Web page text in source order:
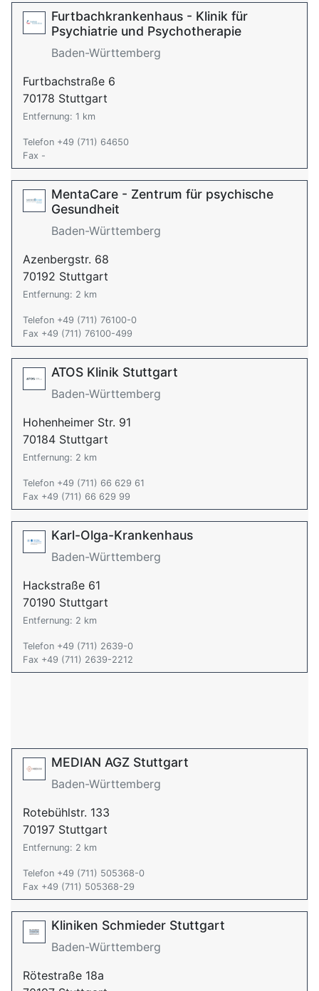
Furtbachkrankenhaus - Klinik für
Psychiatrie und Psychotherapie
Baden-Württemberg
Furtbachstraße 6
70178 Stuttgart
Entfernung: 1 km
Telefon +49 (711) 64650
Fax -
MentaCare - Zentrum für psychische
Gesundheit
Baden-Württemberg
Azenbergstr. 68
70192 Stuttgart
Entfernung: 2 km
Telefon +49 (711) 76100-0
Fax +49 (711) 76100-499
ATOS Klinik Stuttgart
Baden-Württemberg
Hohenheimer Str. 91
70184 Stuttgart
Entfernung: 2 km
Telefon +49 (711) 66 629 61
Fax +49 (711) 66 629 99
Karl-Olga-Krankenhaus
Baden-Württemberg
Hackstraße 61
70190 Stuttgart
Entfernung: 2 km
Telefon +49 (711) 2639-0
Fax +49 (711) 2639-2212
MEDIAN AGZ Stuttgart
Baden-Württemberg
Rotebühlstr. 133
70197 Stuttgart
Entfernung: 2 km
Telefon +49 (711) 505368-0
Fax +49 (711) 505368-29
Kliniken Schmieder Stuttgart
Baden-Württemberg
Rötestraße 18a